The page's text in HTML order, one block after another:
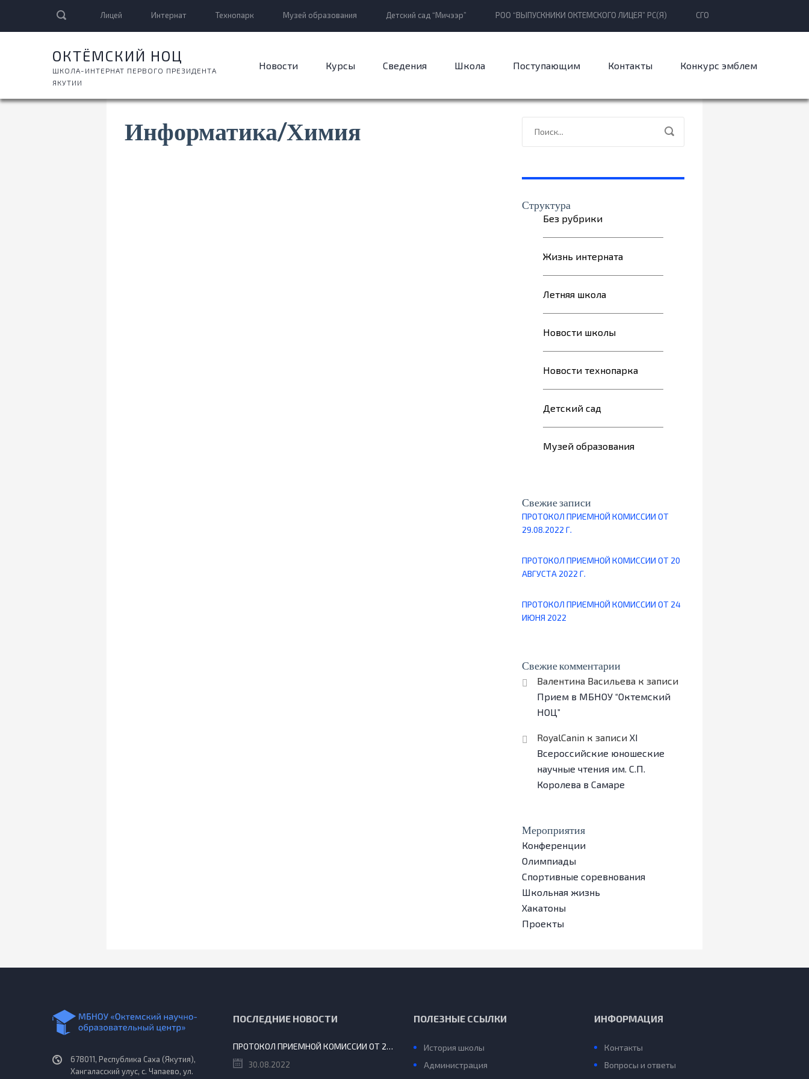
Лицей Интернат Технопарк Музей образования Детский сад “Мичээр” РОО “ВЫПУСКНИКИ ОКТЕМСКОГО ЛИЦЕЯ” РС(Я) СГО
ОКТЁМСКИЙ НОЦ
ШКОЛА-ИНТЕРНАТ ПЕРВОГО ПРЕЗИДЕНТА
ЯКУТИИ
Новости Курсы Сведения Школа Поступающим Контакты Конкурс эмблем
Информатика/Химия
Структура
Без рубрики
Жизнь интерната
Летняя школа
Новости школы
Новости технопарка
Детский сад
Музей образования
Свежие записи
ПРОТОКОЛ ПРИЕМНОЙ КОМИССИИ ОТ
29.08.2022 Г.
ПРОТОКОЛ ПРИЕМНОЙ КОМИССИИ ОТ 20
АВГУСТА 2022 Г.
ПРОТОКОЛ ПРИЕМНОЙ КОМИССИИ ОТ 24
ИЮНЯ 2022
Свежие комментарии
Валентина Васильева к записи
Прием в МБНОУ “Октемский
НОЦ”
RoyalCanin к записи ХI
Всероссийские юношеские
научные чтения им. С.П.
Королева в Самаре
Мероприятия
Конференции
Олимпиады
Спортивные соревнования
Школьная жизнь
Хакатоны
Проекты
678011, Республика Саха (Якутия),
Хангаласский улус, с. Чапаево, ул.
ПОСЛЕДНИЕ НОВОСТИ
ПРОТОКОЛ ПРИЕМНОЙ КОМИССИИ ОТ 29.08.2022 Г.
30.08.2022
ПОЛЕЗНЫЕ ССЫЛКИ
История школы
Администрация
ИНФОРМАЦИЯ
Контакты
Вопросы и ответы